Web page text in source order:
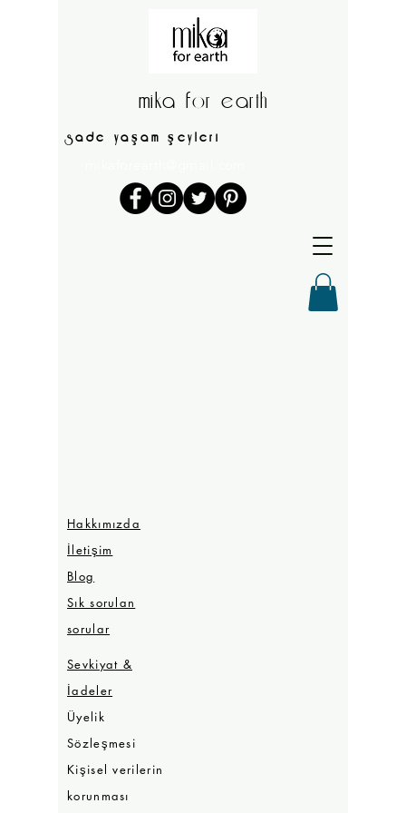
mika for earth
sade yaşam şeyleri
Hakkımızda
İletişim
Blog
Sık sorulan
sorular
Sevkiyat &
İadeler
Üyelik
Sözleşmesi
Kişisel verilerin
korunması